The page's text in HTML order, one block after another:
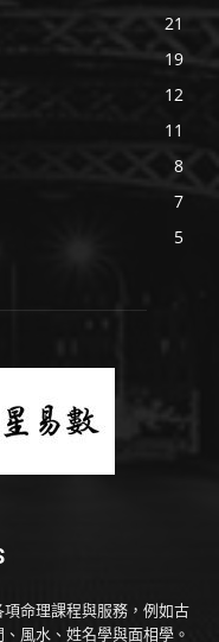
21
19
12
11
8
7
5
命理課程與服務，例如古
風水、姓名學與面相學。